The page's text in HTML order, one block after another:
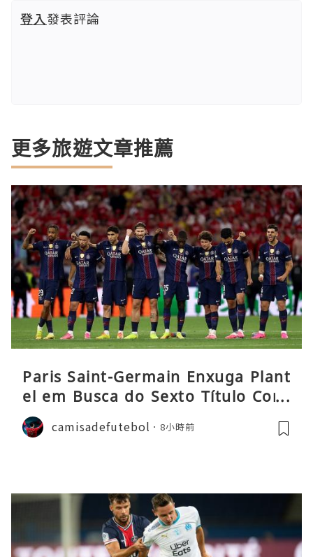
登入發表評論
更多旅遊文章推薦
Paris Saint-Germain Enxuga Plant
el em Busca do Sexto Título Cons
ecutivo da Liga
camisadefutebol 8小時前